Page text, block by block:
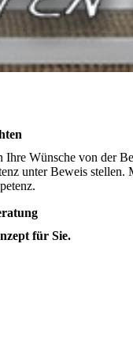
Wünsche von der
unter Beweis stellen.
für Sie.